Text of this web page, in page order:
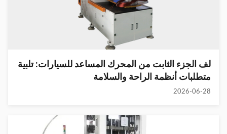
لف الجزء الثابت من المحرك المساعد للسيارات: تلبية
متطلبات أنظمة الراحة والسلامة
2026-06-28